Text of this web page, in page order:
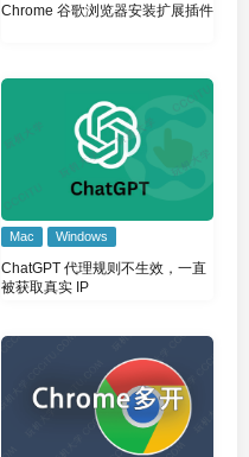
Chrome 谷歌浏览器安装扩展插件
Mac Windows
ChatGPT 代理规则不生效，一直
被获取真实 IP